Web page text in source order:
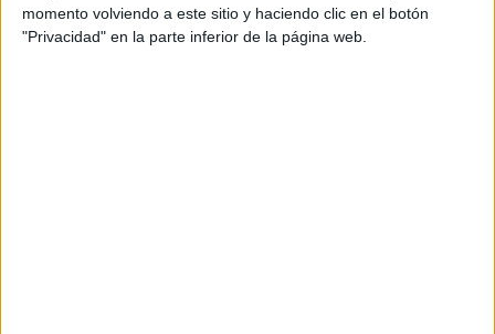
momento volviendo a este sitio y haciendo clic en el botón
"Privacidad" en la parte inferior de la página web.